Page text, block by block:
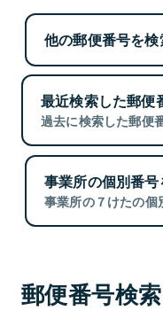
他の郵便番号を検
最近検索した郵便
過去に検索した郵便
事業所の個別番
事業所の７けたの個
郵便番号検